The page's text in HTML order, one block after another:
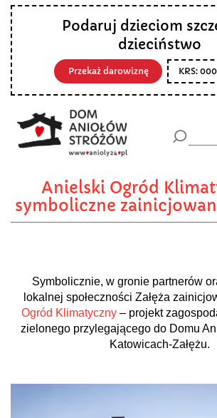
Podaruj dzieciom
dzieciństwo
Przekaż darowiznę KRS:
Anielski Ogród
symboliczne
Symbolicznie, w gronie partnerów
lokalnej społeczności Załęża
Ogród Klimatyczny – projekt
zielonego przylegającego do Domu
Katowicach-Załężu.